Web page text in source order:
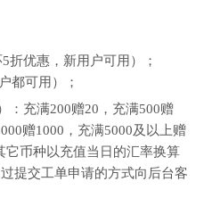
折优惠，新用户可用）；
都可用）；
：充满200赠20，充满500赠
赠1000，充满5000及以上赠
它币种以充值当日的汇率换算
提交工单申请的方式向后台客